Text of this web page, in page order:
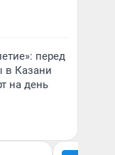
перед
в Казани
на день